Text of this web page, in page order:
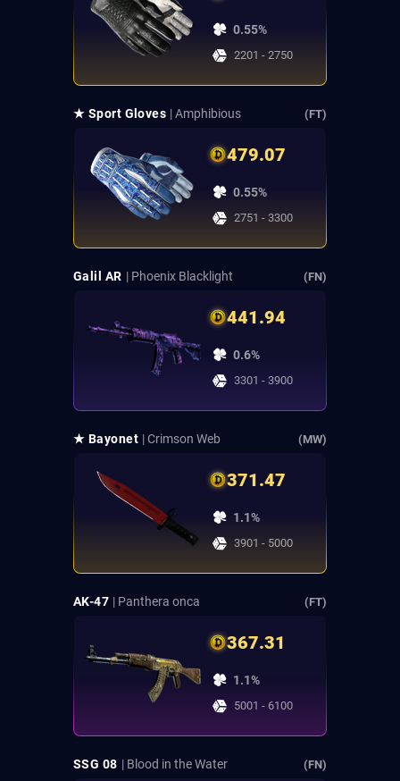
0.55%
2201 - 2750
★ Sport Gloves | Amphibious (FT)
479.07
0.55%
2751 - 3300
Galil AR | Phoenix Blacklight (FN)
441.94
0.6%
3301 - 3900
★ Bayonet | Crimson Web (MW)
371.47
1.1%
3901 - 5000
AK-47 | Panthera onca (FT)
367.31
1.1%
5001 - 6100
SSG 08 | Blood in the Water (FN)